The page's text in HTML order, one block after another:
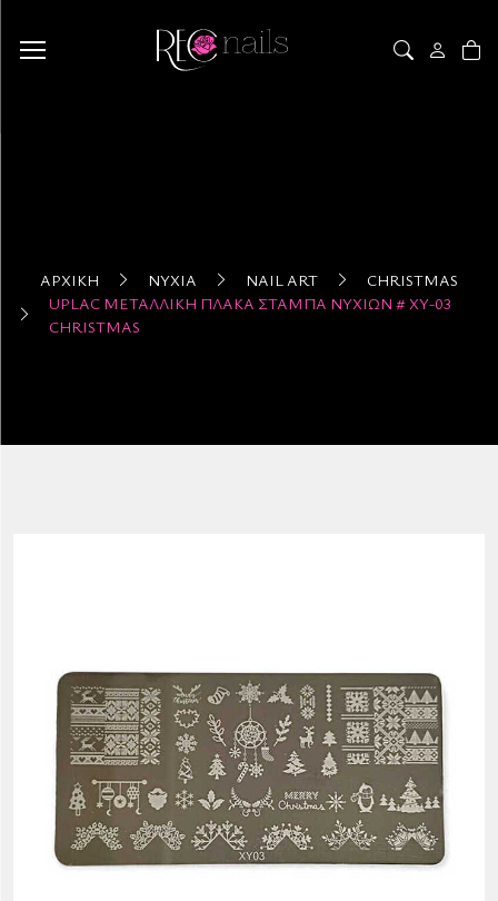
ΑΡΧΙΚΉ ΝΎΧΙΑ NAIL ART
CHRISTMAS
UPLAC ΜΕΤΑΛΛΙΚΉ ΠΛΆΚΑ ΣΤΆΜΠΑ ΝΥΧΙΏΝ # XY-03
CHRISTMAS